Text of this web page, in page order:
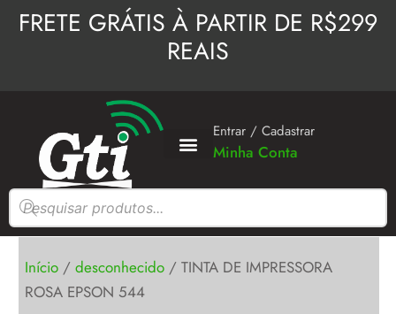
paraFRETE GRÁTIS À PARTIR DE R$299
REAIS
Entrar / Cadastrar
Minha Conta
Pesquisar
produtos
Início / desconhecido / TINTA DE IMPRESSORA
ROSA EPSON 544